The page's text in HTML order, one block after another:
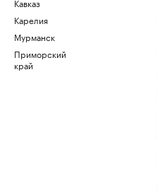
Карелия
Мурманск
Приморский
край